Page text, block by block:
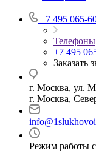
+7 495 065-
Телефоны
+7 495
Заказать
г. Москва, ул.
г. Москва,
Режим работы